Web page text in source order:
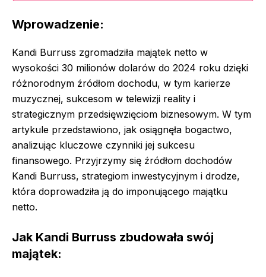
Wprowadzenie:
Kandi Burruss zgromadziła majątek netto w
wysokości 30 milionów dolarów do 2024 roku dzięki
różnorodnym źródłom dochodu, w tym karierze
muzycznej, sukcesom w telewizji reality i
strategicznym przedsięwzięciom biznesowym. W tym
artykule przedstawiono, jak osiągnęła bogactwo,
analizując kluczowe czynniki jej sukcesu
finansowego. Przyjrzymy się źródłom dochodów
Kandi Burruss, strategiom inwestycyjnym i drodze,
która doprowadziła ją do imponującego majątku
netto.
Jak Kandi Burruss zbudowała swój
majątek: